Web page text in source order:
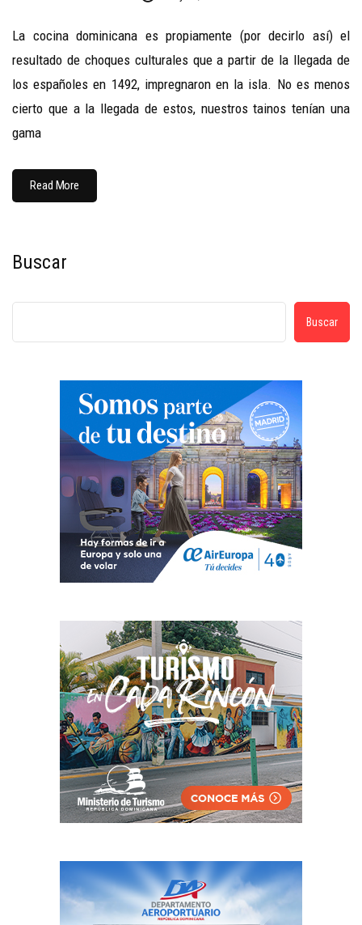
La cocina dominicana es propiamente (por decirlo así) el
resultado de choques culturales que a partir de la llegada de
los españoles en 1492, impregnaron en la isla. No es menos
cierto que a la llegada de estos, nuestros tainos tenían una
gama
Read More
Buscar
Buscar